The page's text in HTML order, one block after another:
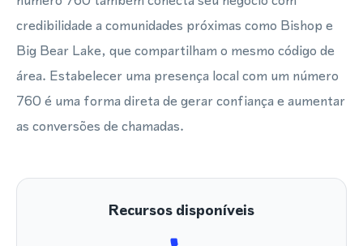
credibilidade a comunidades próximas como Bishop e
Big Bear Lake, que compartilham o mesmo código de
área. Estabelecer uma presença local com um número
760 é uma forma direta de gerar confiança e aumentar
as conversões de chamadas.
Recursos disponíveis